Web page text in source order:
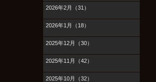
2026年2月（31）
2026年1月（18）
2025年12月（30）
2025年11月（42）
2025年10月（32）